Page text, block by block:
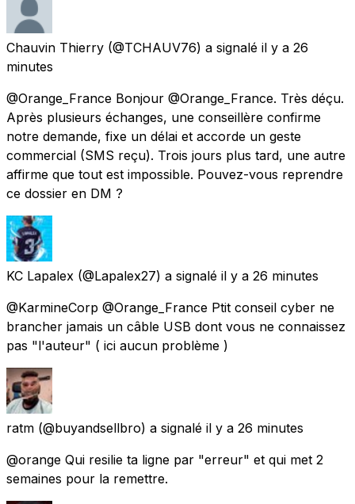
Chauvin Thierry (@TCHAUV76) a signalé il y a 26
minutes
@Orange_France Bonjour @Orange_France. Très déçu.
Après plusieurs échanges, une conseillère confirme
notre demande, fixe un délai et accorde un geste
commercial (SMS reçu). Trois jours plus tard, une autre
affirme que tout est impossible. Pouvez-vous reprendre
ce dossier en DM ?
KC Lapalex (@Lapalex27) a signalé il y a 26 minutes
@KarmineCorp @Orange_France Ptit conseil cyber ne
brancher jamais un câble USB dont vous ne connaissez
pas "l'auteur" ( ici aucun problème )
ratm (@buyandsellbro) a signalé il y a 26 minutes
@orange Qui resilie ta ligne par "erreur" et qui met 2
semaines pour la remettre.